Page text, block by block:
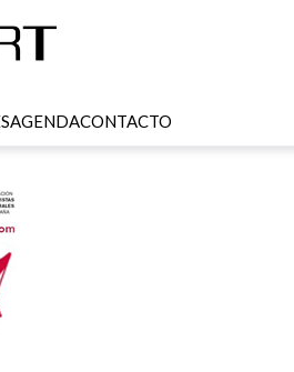
AGENDACONTACTO